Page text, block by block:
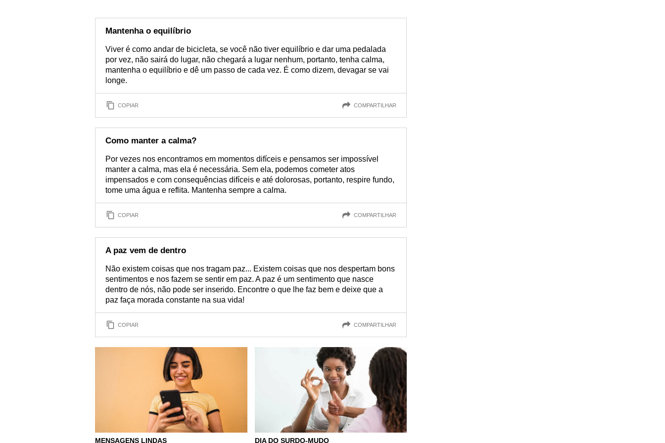
Mantenha o equilíbrio
Viver é como andar de bicicleta, se você não tiver equilíbrio e dar uma pedalada
por vez, não sairá do lugar, não chegará a lugar nenhum, portanto, tenha calma,
mantenha o equilíbrio e dê um passo de cada vez. É como dizem, devagar se vai
longe.
COPIAR COMPARTILHAR
Como manter a calma?
Por vezes nos encontramos em momentos difíceis e pensamos ser impossível
manter a calma, mas ela é necessária. Sem ela, podemos cometer atos
impensados e com consequências difíceis e até dolorosas, portanto, respire fundo,
tome uma água e reflita. Mantenha sempre a calma.
COPIAR COMPARTILHAR
A paz vem de dentro
Não existem coisas que nos tragam paz... Existem coisas que nos despertam bons
sentimentos e nos fazem se sentir em paz. A paz é um sentimento que nasce
dentro de nós, não pode ser inserido. Encontre o que lhe faz bem e deixe que a
paz faça morada constante na sua vida!
COPIAR COMPARTILHAR
MENSAGENS LINDAS DIA DO SURDO-MUDO